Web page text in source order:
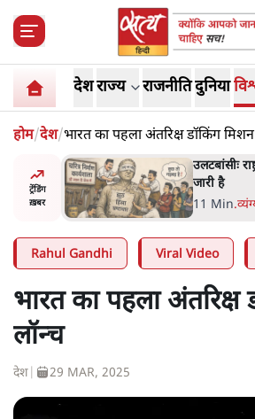
देशराज्य राजनीतिदुनिया
होम/देश/भारत का पहला अंतरिक्ष डॉकिंग
ट्रेंडिंग
ख़बर
पर
उलटबांसीः
जारी है
11 Min.
Rahul Gandhi Viral Video
भारत का पहला अंतरिक्ष
लॉन्च
देश 29 MAR, 2025